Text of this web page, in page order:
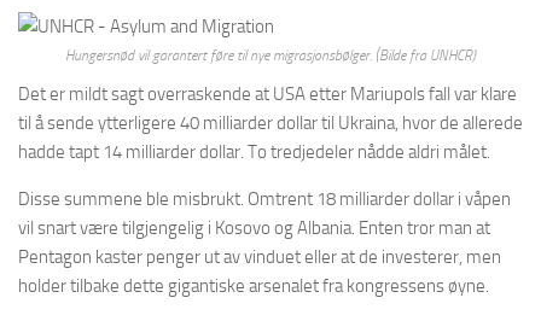
Hungersnød vil garantert føre til nye migrasjonsbølger. (Bilde fra UNHCR)
Det er mildt sagt overraskende at USA etter Mariupols fall var klare
til å sende ytterligere 40 milliarder dollar til Ukraina, hvor de allerede
hadde tapt 14 milliarder dollar. To tredjedeler nådde aldri målet.
Disse summene ble misbrukt. Omtrent 18 milliarder dollar i våpen
vil snart være tilgjengelig i Kosovo og Albania. Enten tror man at
Pentagon kaster penger ut av vinduet eller at de investerer, men
holder tilbake dette gigantiske arsenalet fra kongressens øyne.